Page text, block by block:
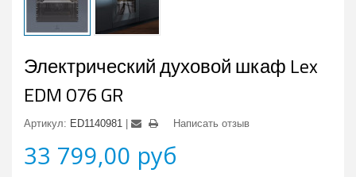
Электрический духовой шкаф Lex
EDM 076 GR
Артикул: ED1140981 Написать отзыв
33 799,00 руб